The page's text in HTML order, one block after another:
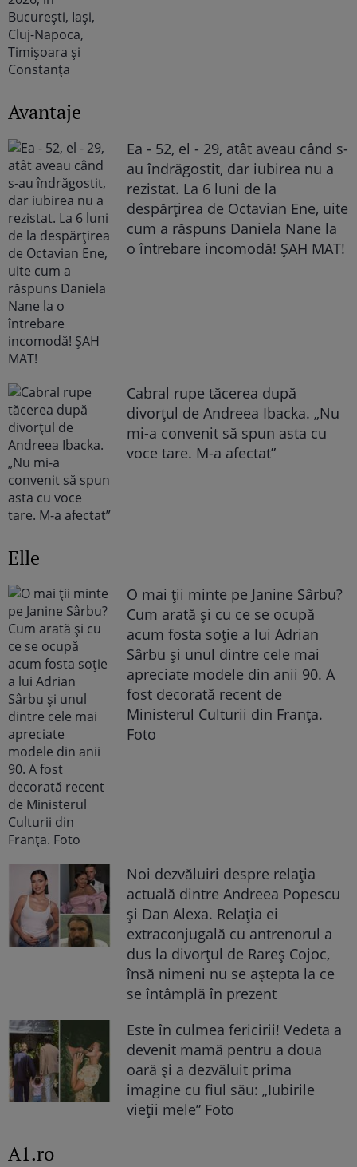
Avantaje
Ea - 52, el - 29, atât aveau când s-
au îndrăgostit, dar iubirea nu a
rezistat. La 6 luni de la
despărțirea de Octavian Ene, uite
cum a răspuns Daniela Nane la
o întrebare incomodă! ȘAH MAT!
Cabral rupe tăcerea după
divorțul de Andreea Ibacka. „Nu
mi-a convenit să spun asta cu
voce tare. M-a afectat”
Elle
O mai ții minte pe Janine Sârbu?
Cum arată și cu ce se ocupă
acum fosta soție a lui Adrian
Sârbu și unul dintre cele mai
apreciate modele din anii 90. A
fost decorată recent de
Ministerul Culturii din Franța.
Foto
Noi dezvăluiri despre relația
actuală dintre Andreea Popescu
și Dan Alexa. Relația ei
extraconjugală cu antrenorul a
dus la divorțul de Rareș Cojoc,
însă nimeni nu se aștepta la ce
se întâmplă în prezent
Este în culmea fericirii! Vedeta a
devenit mamă pentru a doua
oară și a dezvăluit prima
imagine cu fiul său: „Iubirile
vieții mele” Foto
A1.ro